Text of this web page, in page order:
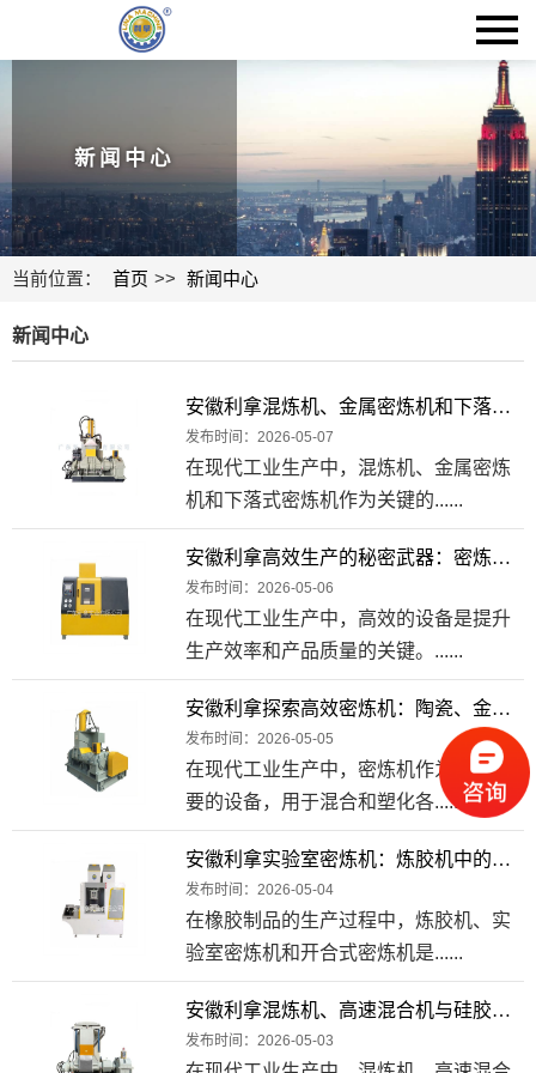
新闻中心
当前位置： 首页 >> 新闻中心
新闻中心
安徽利拿混炼机、金属密炼机和下落式密炼机：工业制造中的精密伙伴
发布时间：2026-05-07
在现代工业生产中，混炼机、金属密炼
机和下落式密炼机作为关键的......
安徽利拿高效生产的秘密武器：密炼机、高速混合机与大型密炼机的工业应用
发布时间：2026-05-06
在现代工业生产中，高效的设备是提升
生产效率和产品质量的关键。......
安徽利拿探索高效密炼机：陶瓷、金属与连续式密炼机的应用
发布时间：2026-05-05
在现代工业生产中，密炼机作为一种重
要的设备，用于混合和塑化各......
安徽利拿实验室密炼机：炼胶机中的精密之选
发布时间：2026-05-04
在橡胶制品的生产过程中，炼胶机、实
验室密炼机和开合式密炼机是......
安徽利拿混炼机、高速混合机与硅胶密炼机：工业制造中的精密伙伴
发布时间：2026-05-03